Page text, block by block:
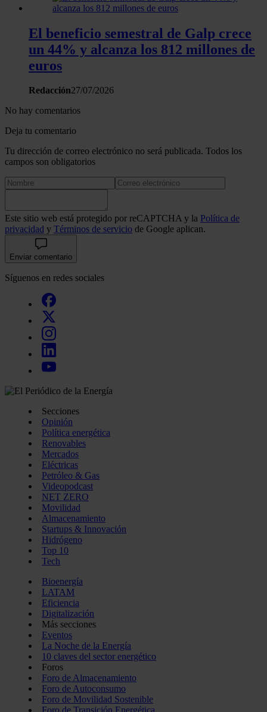
El beneficio semestral de Galp crece
un 44% y alcanza los 812 millones de
euros
Redacción27/07/2026
No hay comentarios
Deja tu comentario
Tu dirección de correo electrónico no será publicada. Todos los
campos son obligatorios
Este sitio web está protegido por reCAPTCHA y la Política de
privacidad y Términos de servicio de Google aplican.
Enviar comentario
Síguenos en redes sociales
Secciones
Opinión
Política energética
Renovables
Mercados
Eléctricas
Petróleo & Gas
Videopodcast
NET ZERO
Movilidad
Almacenamiento
Startups & Innovación
Hidrógeno
Top 10
Tech
Bioenergía
LATAM
Eficiencia
Digitalización
Más secciones
Eventos
La Noche de la Energía
10 claves del sector energético
Foros
Foro de Almacenamiento
Foro de Autoconsumo
Foro de Movilidad Sostenible